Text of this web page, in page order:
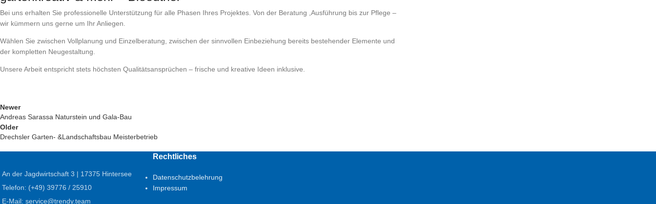
Bei uns erhalten Sie professionelle Unterstützung für alle Phasen Ihres Projektes. Von der Beratung ,Ausführung bis zur Pflege –
wir kümmern uns gerne um Ihr Anliegen.
Wählen Sie zwischen Vollplanung und Einzelberatung, zwischen der sinnvollen Einbeziehung bereits bestehender Elemente und
der kompletten Neugestaltung.
Unsere Arbeit entspricht stets höchsten Qualitätsansprüchen – frische und kreative Ideen inklusive.
Newer
Andreas Sarassa Naturstein und Gala-Bau
Older
Drechsler Garten- &Landschaftsbau Meisterbetrieb
An der Jagdwirtschaft 3 | 17375 Hintersee
Telefon: (+49) 39776 / 25910
E-Mail: service@trendy.team
Rechtliches
Datenschutzbelehrung
Impressum